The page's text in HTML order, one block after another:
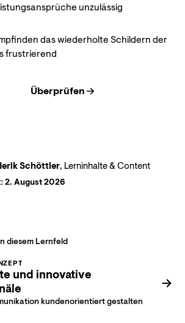
unzulässig
das wiederholte Schildern der
frustrierend
Überprüfen
Schöttler, Lerninhalte & Content
2. August 2026
diesem Lernfeld
und innovative
kundenorientiert gestalten